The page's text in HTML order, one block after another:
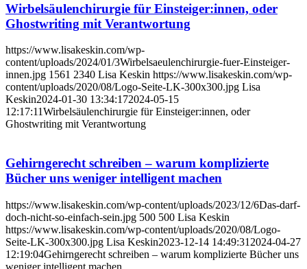
Wirbelsäulenchirurgie für Einsteiger:innen, oder
Ghostwriting mit Verantwortung
https://www.lisakeskin.com/wp-
content/uploads/2024/01/3Wirbelsaeulenchirurgie-fuer-Einsteiger-
innen.jpg 1561 2340 Lisa Keskin https://www.lisakeskin.com/wp-
content/uploads/2020/08/Logo-Seite-LK-300x300.jpg Lisa
Keskin2024-01-30 13:34:172024-05-15
12:17:11Wirbelsäulenchirurgie für Einsteiger:innen, oder
Ghostwriting mit Verantwortung
Gehirngerecht schreiben – warum komplizierte
Bücher uns weniger intelligent machen
https://www.lisakeskin.com/wp-content/uploads/2023/12/6Das-darf-
doch-nicht-so-einfach-sein.jpg 500 500 Lisa Keskin
https://www.lisakeskin.com/wp-content/uploads/2020/08/Logo-
Seite-LK-300x300.jpg Lisa Keskin2023-12-14 14:49:31 2024-04-27
12:19:04Gehirngerecht schreiben – warum komplizierte Bücher uns
weniger intelligent machen